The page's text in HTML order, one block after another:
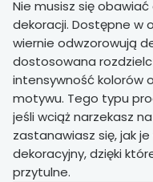
Nie musisz się
dekoracji. Dostępne w
wiernie odwzorowują
dostosowana
intensywność kolorów
motywu. Tego typu
jeśli wciąż narzekasz
zastanawiasz się, jak
dekoracyjny, dzięki
przytulne.